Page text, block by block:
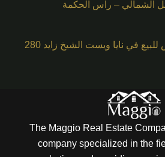
الشمالي – راس الحكمة
توين هاوس للبيع في نايا ويست الشيخ زايد 280
The Maggio Real Estate
company specialized in the